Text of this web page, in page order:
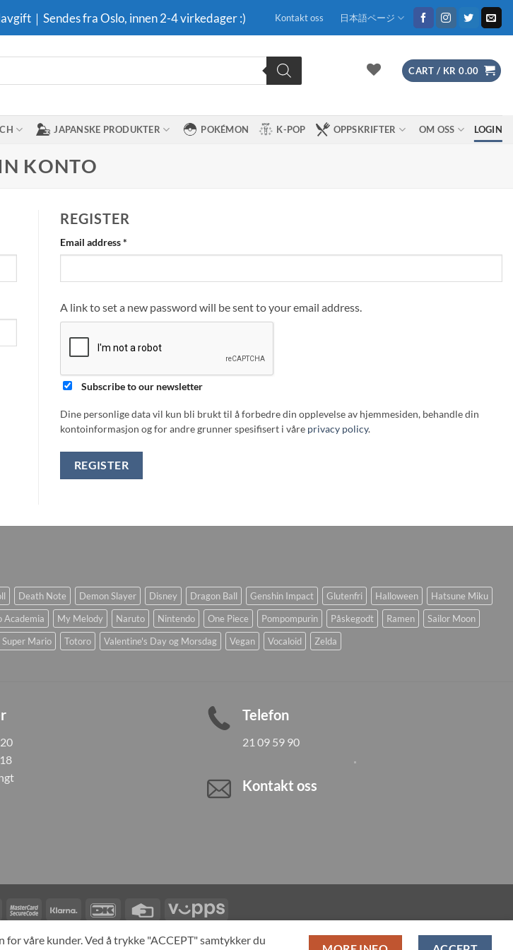
｜Sendes fra Oslo, innen 2-4 virkedager :) Kontakt oss 日本語ページ
CART / KR 0.00
JAPANSKE PRODUKTER POKÉMON K-POP OPPSKRIFTER OM OSS LOGIN
KONTO
REGISTER
Email address*
A link to set a new password will be sent to your email address.
Subscribe to our newsletter
Dine personlige data vil kun bli brukt til å forbedre din opplevelse av hjemmesiden, behandle din
kontoinformasjon og for andre grunner spesifisert i våre privacy policy.
REGISTER
Death Note Demon Slayer Disney Dragon Ball Genshin Impact Glutenfri Halloween
Hatsune Miku
Academia My Melody Naruto Nintendo One Piece Pompompurin Påskegodt Ramen
Sailor Moon
Super Mario Totoro Valentine's Day og Morsdag Vegan Vocaloid Zelda
Telefon
21 09 59 90
Kontakt oss
MasterCardMasterCard
2
Klarna DanKort
Credit
Card
Vipps
OSS SPESIALBESTILLING MIN KONTO ALL PRODUCTS
våre kunder. Ved å trykke "ACCEPT" samtykker du